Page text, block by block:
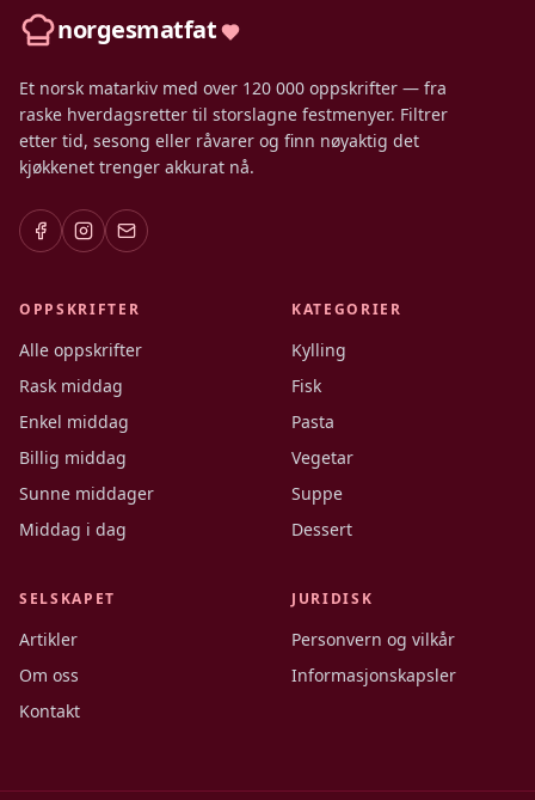
norgesmatfat
Et norsk matarkiv med over 120 000 oppskrifter — fra
raske hverdagsretter til storslagne festmenyer. Filtrer
etter tid, sesong eller råvarer og finn nøyaktig det
kjøkkenet trenger akkurat nå.
OPPSKRIFTER
Alle oppskrifter
Rask middag
Enkel middag
Billig middag
Sunne middager
Middag i dag
KATEGORIER
Kylling
Fisk
Pasta
Vegetar
Suppe
Dessert
SELSKAPET
Artikler
Om oss
Kontakt
JURIDISK
Personvern og vilkår
Informasjonskapsler